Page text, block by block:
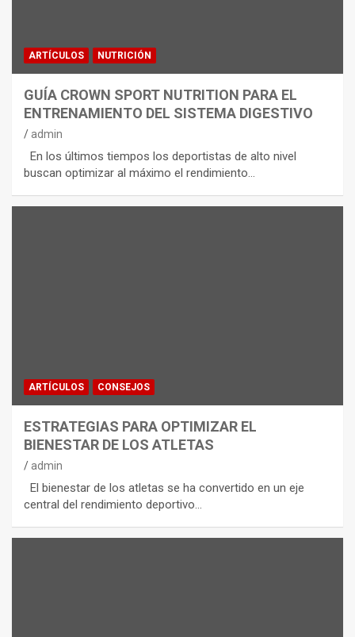
ARTÍCULOS NUTRICIÓN
GUÍA CROWN SPORT NUTRITION PARA EL
ENTRENAMIENTO DEL SISTEMA DIGESTIVO
admin
En los últimos tiempos los deportistas de alto nivel
buscan optimizar al máximo el rendimiento…
ARTÍCULOS CONSEJOS
ESTRATEGIAS PARA OPTIMIZAR EL
BIENESTAR DE LOS ATLETAS
admin
El bienestar de los atletas se ha convertido en un eje
central del rendimiento deportivo…